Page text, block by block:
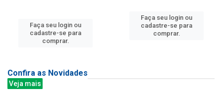
Faça seu login ou
cadastre-se para
comprar.
Faça seu login ou
cadastre-se para
comprar.
Confira as Novidades
Veja mais